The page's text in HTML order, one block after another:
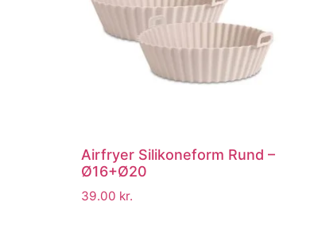
Airfryer Silikoneform Rund –
Ø16+Ø20
39.00 kr.